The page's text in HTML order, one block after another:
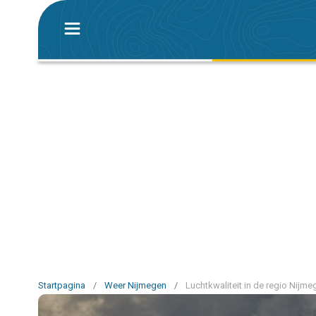
Startpagina / Weer Nijmegen / Luchtkwaliteit in de regio